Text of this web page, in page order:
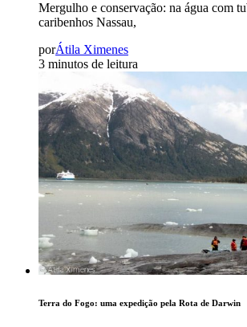
Mergulho e conservação: na água com
caribenhos Nassau,
porÁtila Ximenes
3 minutos de leitura
Terra do Fogo: uma expedição pela Rota de Darwin